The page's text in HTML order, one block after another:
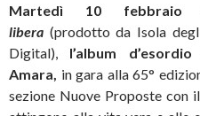
Martedì 10 febbraio
libera (prodotto da Isola
Digital), l’album
Amara, in gara alla 65°
sezione Nuove Proposte con